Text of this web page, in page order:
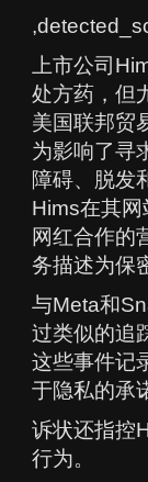
上市公司
处方药，但
美国联邦贸
为影响了寻
障碍、脱发
Hims在其
网红合作的
务描述为保
与Meta和
过类似的追
这些事件记
于隐私的承
诉状还指控
行为。